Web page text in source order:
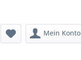
Mein Konto